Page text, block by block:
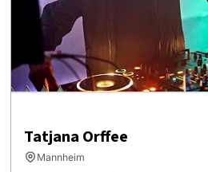
Tatjana Orffee
Mannheim